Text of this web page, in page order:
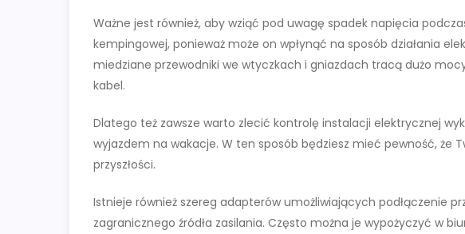
Ważne jest również, aby wziąć pod uwagę spadek napięcia
kempingowej, ponieważ może on wpłynąć na sposób działania
miedziane przewodniki we wtyczkach i gniazdach tracą dużo
kabel.
Dlatego też zawsze warto zlecić kontrolę instalacji elektrycznej
wyjazdem na wakacje. W ten sposób będziesz mieć pewność, że
przyszłości.
Istnieje również szereg adapterów umożliwiających podłączenie
zagranicznego źródła zasilania. Często można je wypożyczyć w